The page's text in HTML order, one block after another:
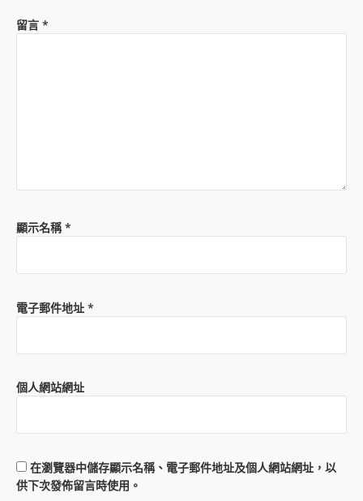
留言 *
顯示名稱*
電子郵件地址 *
個人網站網址
在瀏覽器中儲存顯示名稱、電子郵件地址及個人網站網址，以
供下次發佈留言時使用。